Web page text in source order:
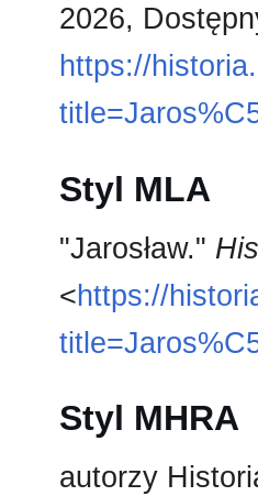
2026,
https://
Styl MLA
"Jarosław."
<https://
Styl MHRA
autorzy